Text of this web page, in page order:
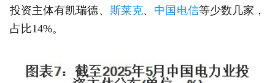
投资主体有凯瑞德、 斯莱克、 中国电信等少数几家，
占比14%。